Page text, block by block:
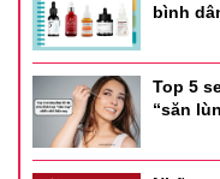
bình
Top 5
“săn